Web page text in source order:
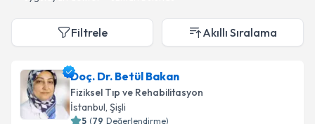
Filtrele Akıllı Sıralama
Doç. Dr. Betül Bakan
Fiziksel Tıp ve Rehabilitasyon
İstanbul, Şişli
5 (79 Değerlendirme)